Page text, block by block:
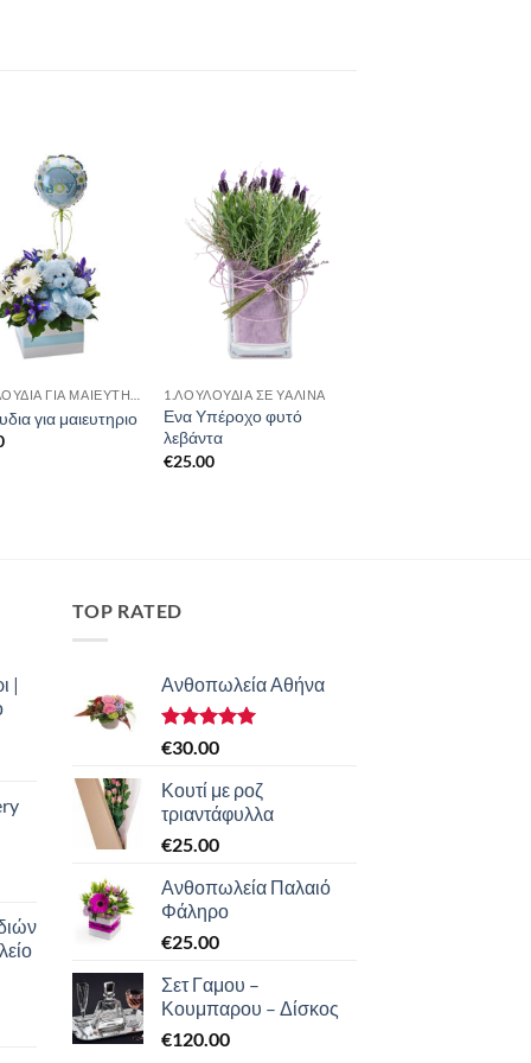
για μαιευτηριο
1.ΛΟΥΛΟΎΔΙΑ ΣΈ ΥΆΛΙΝΑ
Ενα Υπέροχο φυτό
λεβάντα
€25.00
|
TOP RATED
Ανθοπωλεία Αθήνα
Βαθμολογήθηκε
από 5
€30.00
Κουτί με ροζ
τριαντάφυλλα
€25.00
Ανθοπωλεία Παλαιό
Φάληρο
€25.00
Σετ Γαμου –
Κουμπαρου – Δίσκος
€120.00